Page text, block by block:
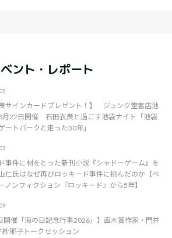
ント・レポート
良サインカードプレゼント！】 ジュンク堂書店池
月22日開催 石田衣良と過ごす池袋ナイト「池袋
ートパークと走った30年」
事件に材をとった新刊小説『シャドーゲーム』を
仁氏はなぜ再びロッキード事件に挑んだのか【ベ
ノンフィクション『ロッキード』から5年】
開催「海の日記念行事2026」】直木賞作家・門井
紗耶子トークセッション